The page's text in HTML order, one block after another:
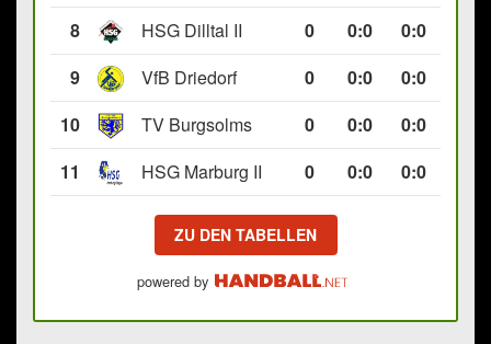
8
HSG Dilltal II 0 0:0
0:0
9
VfB Driedorf 0 0:0
0:0
10
TV Burgsolms 0 0:0
0:0
11
HSG Marburg II 0 0:0 0:0
ZU DEN TABELLEN
powered by